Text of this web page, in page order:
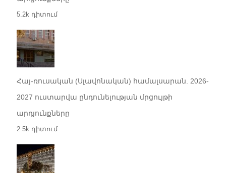
5.2k դիտում
Հայ-ռուսական (Սլավոնական) համալսարան. 2026-
2027 ուստարվա ընդունելության մրցույթի
արդյունքները
2.5k դիտում